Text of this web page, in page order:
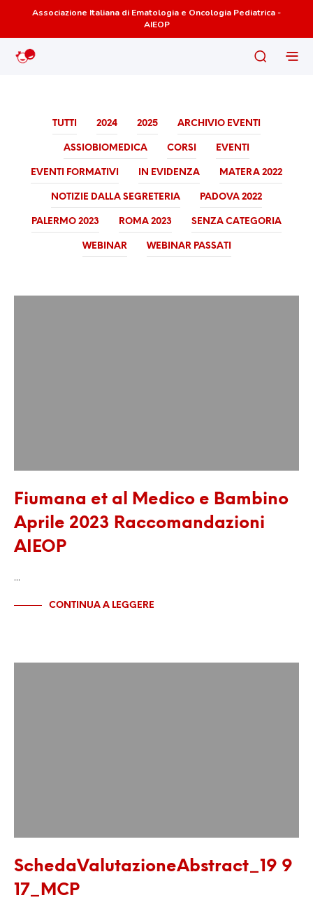
Associazione Italiana di Ematologia e Oncologia Pediatrica -
AIEOP
TUTTI 2024 2025 ARCHIVIO EVENTI
ASSIOBIOMEDICA CORSI EVENTI
EVENTI FORMATIVI IN EVIDENZA MATERA 2022
NOTIZIE DALLA SEGRETERIA PADOVA 2022
PALERMO 2023 ROMA 2023 SENZA CATEGORIA
WEBINAR WEBINAR PASSATI
Fiumana et al Medico e Bambino
Aprile 2023 Raccomandazioni
AIEOP
…
CONTINUA A LEGGERE
SchedaValutazioneAbstract_19 9
17_MCP